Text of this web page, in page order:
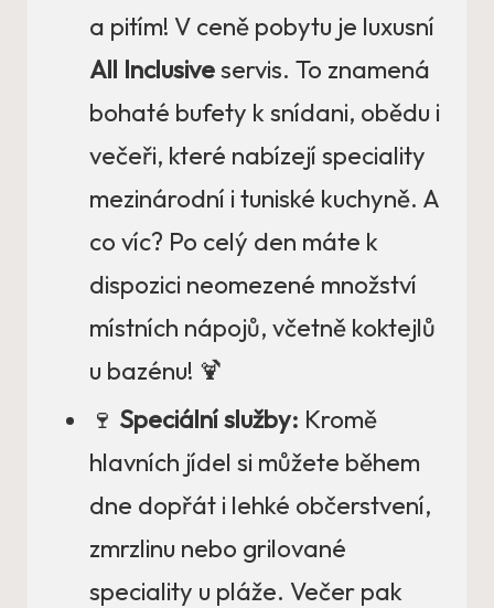
a pitím! V ceně pobytu je luxusní
All Inclusiveservis. To znamená
bohaté bufety k snídani, obědu i
večeři, které nabízejí speciality
mezinárodní i tuniské kuchyně. A
co víc? Po celý den máte k
dispozici neomezené množství
místních nápojů, včetně koktejlů
u bazénu! 🍹
🍷 Speciální služby: Kromě
hlavních jídel si můžete během
dne dopřát i lehké občerstvení,
zmrzlinu nebo grilované
speciality u pláže. Večer pak